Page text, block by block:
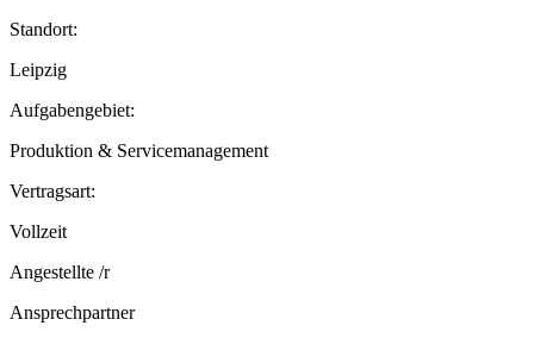
Standort:
Leipzig
Aufgabengebiet:
Produktion & Servicemanagement
Vertragsart:
Vollzeit
Angestellte /r
Ansprechpartner